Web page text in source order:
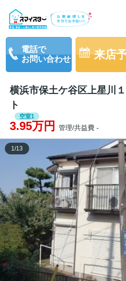
電話で
お問い合わせ
来店
横浜市保土ケ谷区上星川
ト
空室1
3.95万円 管理/共益費 -
1/13